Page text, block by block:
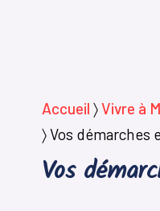
Accueil 〉Vivre à
〉Vos démarches
Vos